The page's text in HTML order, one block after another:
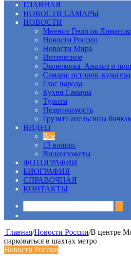
ГЛАВНАЯ
НОВОСТИ САМАРЫ
НОВОСТИ
Мнение Георгия
Новости России
Новости Мира
Интересное
Экономика. Анализ и
Самара: история,
Глас народа
Кухня Самары
Туризм
Недвижимость
Грузите апельсины
ВИДЕО
Все
13 вопрос
Видеосюжеты
ФОТОГРАФИИ
БИОГРАФИЯ
СПРАВОЧНАЯ
КОНТАКТЫ
Главная/Новости России/В центре
парковаться в шахтах метро
Новости России